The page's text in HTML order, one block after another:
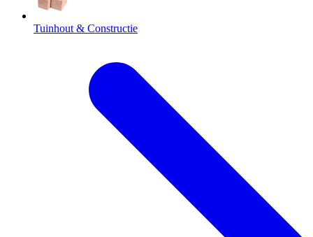
Tuinhout & Constructie